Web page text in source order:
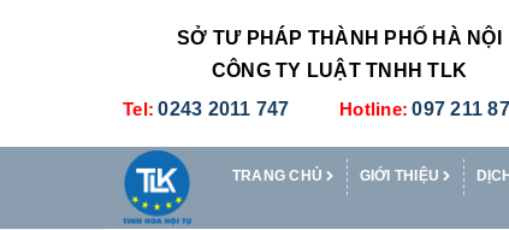
SỞ TƯ PHÁP THÀNH PHỐ HÀ NỘI
CÔNG TY LUẬT TNHH TLK
Tel: 0243 2011 747 Hotline: 097 211
TRANG CHỦ GIỚI THIỆU